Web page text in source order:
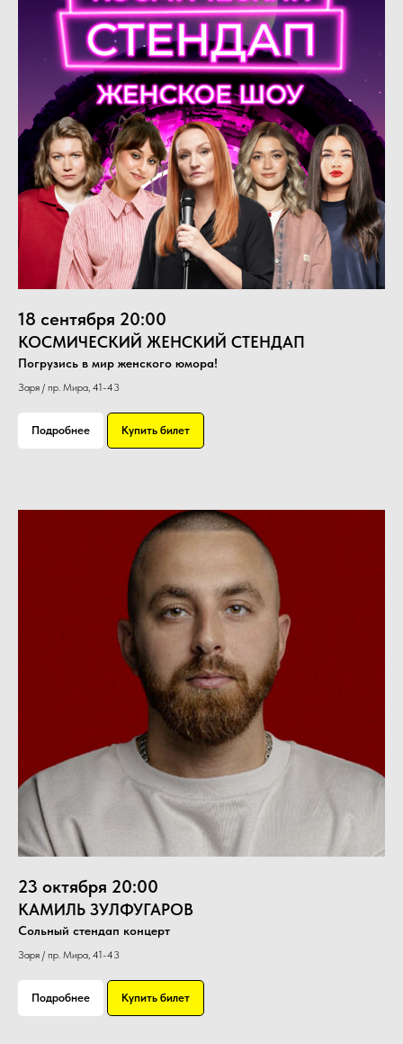
18 сентября 20:00
КОСМИЧЕСКИЙ ЖЕНСКИЙ СТЕНДАП
Погрузись в мир женского юмора!
Заря / пр. Мира, 41-43
Подробнее Купить билет
23 октября 20:00
КАМИЛЬ ЗУЛФУГАРОВ
Сольный стендап концерт
Заря / пр. Мира, 41-43
Подробнее Купить билет